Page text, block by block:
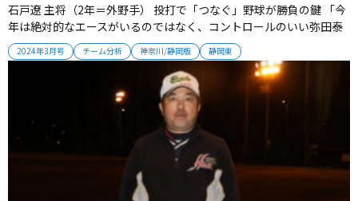
2024年3月号 チーム分析 神奈川/静岡版 静岡東
石戸遼 主将（2年＝外野手） 投打で「つなぐ」野球が勝負の鍵 「今
年は絶対的なエースがいるのではなく、コントロールのいい弥田泰
亮（２年）、キレのある球を投げるサウスポーの市毛拓（２年）、
ストレートに威力のある戸塚陽呂（２年）の継投で相手打線を抑え
ていきます。打線の中心となるのは海野清（２年）。足が速くミー